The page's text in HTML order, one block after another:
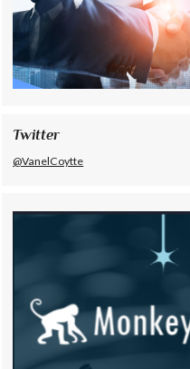
Twitter
@VanelCoytte